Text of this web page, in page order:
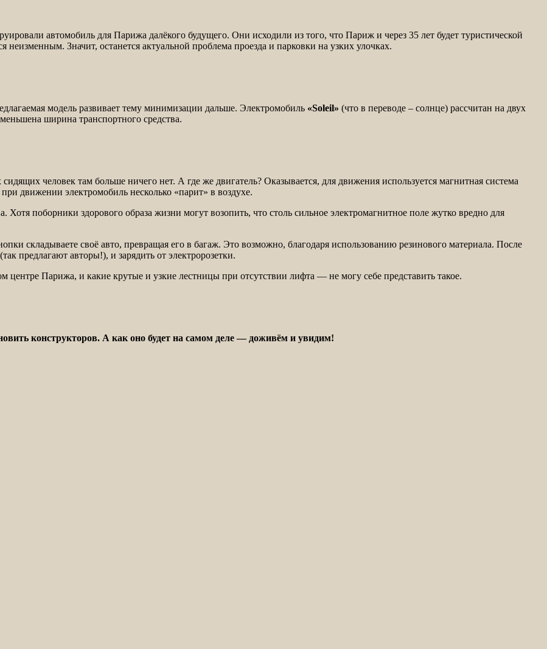
автомобиль для Парижа далёкого будущего. Они исходили из того, что Париж и через 35 лет будет туристической
неизменным. Значит, останется актуальной проблема проезда и парковки на узких улочках.
модель развивает тему минимизации дальше. Электромобиль «Soleil» (что в переводе – солнце) рассчитан на двух
ширина транспортного средства.
человек там больше ничего нет. А где же двигатель? Оказывается, для движения используется магнитная система
движении электромобиль несколько «парит» в воздухе.
Хотя поборники здорового образа жизни могут возопить, что столь сильное электромагнитное поле жутко вредно для
складываете своё авто, превращая его в багаж. Это возможно, благодаря использованию резинового материала. После
предлагают авторы!), и зарядить от электророзетки.
центре Парижа, и какие крутые и узкие лестницы при отсутствии лифта — не могу себе представить такое.
конструкторов. А как оно будет на самом деле — доживём и увидим!